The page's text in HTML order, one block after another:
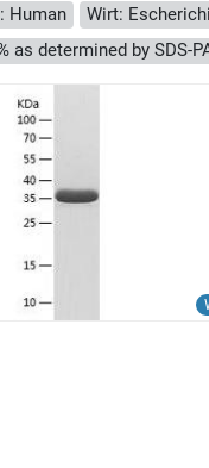
Human Wirt:
as determined by SDS-